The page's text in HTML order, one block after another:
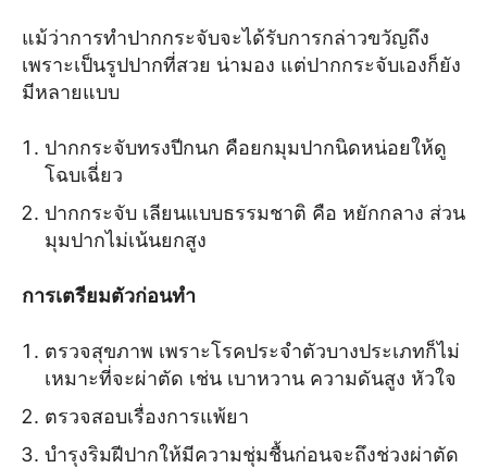
แม้ว่าการทำปากกระจับจะได้รับการกล่าวขวัญถึง
เพราะเป็นรูปปากที่สวย น่ามอง แต่ปากกระจับเองก็ยัง
มีหลายแบบ
ปากกระจับทรงปีกนก คือยกมุมปากนิดหน่อยให้ดู
โฉบเฉี่ยว
ปากกระจับ เลียนแบบธรรมชาติ คือ หยักกลาง ส่วน
มุมปากไม่เน้นยกสูง
การเตรียมตัวก่อนทำ
ตรวจสุขภาพ เพราะโรคประจำตัวบางประเภทก็ไม่
เหมาะที่จะผ่าตัด เช่น เบาหวาน ความดันสูง หัวใจ
ตรวจสอบเรื่องการแพ้ยา
บำรุงริมฝีปากให้มีความชุ่มชื้นก่อนจะถึงช่วงผ่าตัด